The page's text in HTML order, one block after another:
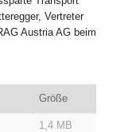
Vertreter
Austria AG beim
Größe
1,4 MB